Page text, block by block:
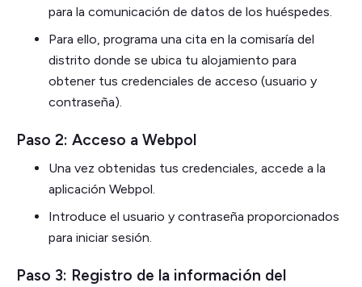
para la comunicación de datos de los huéspedes.
Para ello, programa una cita en la comisaría del
distrito donde se ubica tu alojamiento para
obtener tus credenciales de acceso (usuario y
contraseña).
Paso 2: Acceso a Webpol
Una vez obtenidas tus credenciales, accede a la
aplicación Webpol.
Introduce el usuario y contraseña proporcionados
para iniciar sesión.
Paso 3: Registro de la información del